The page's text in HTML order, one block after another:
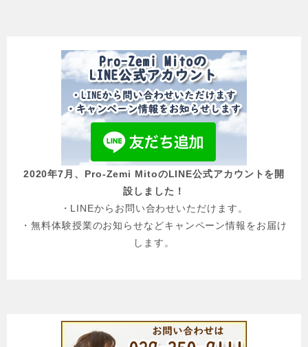
2020年7月、Pro-Zemi MitoのLINE公式アカウントを開
設しました！
・LINEからお問い合わせいただけます。
・無料体験授業のお知らせなどキャンペーン情報をお届け
します。